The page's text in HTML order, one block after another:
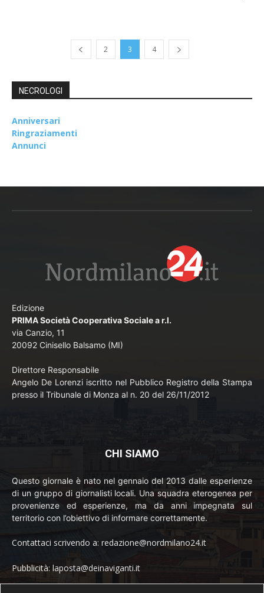
2 3 4
NECROLOGI
Anniversari
Ringraziamenti
Annunci
Edizione
PRIMA Società Cooperativa Sociale a r.l.
via Canzio, 11
20092 Cinisello Balsamo (MI)
Direttore Responsabile
Angelo De Lorenzi iscritto nel Pubblico Registro della Stampa
presso il Tribunale di Monza al n. 20 del 26/11/2012
CHI SIAMO
Questo giornale è nato nel gennaio del 2013 dalle esperienze
di un gruppo di giornalisti locali. Una squadra eterogenea per
provenienze ed esperienze, ma da anni impegnata sul
territorio con l’obiettivo di informare correttamente.
Contattaci scrivendo a: redazione@nordmilano24.it
Pubblicità: laposta@deinaviganti.it